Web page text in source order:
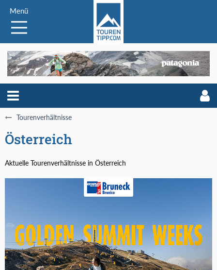
Menü
Tourenverhältnisse
Österreich
Aktuelle Tourenverhältnisse in Österreich